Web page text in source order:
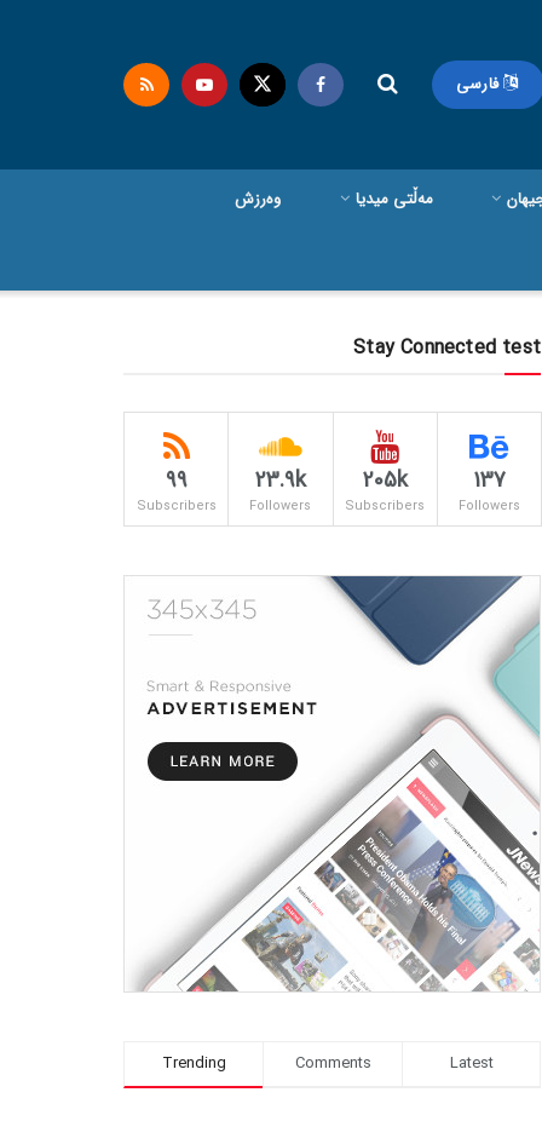
فارسی
مەڵتی میدیا وەرزش
Stay Connected test
137
Followers
205k
Subscribers
23.9k
Followers
99
Subscribers
Trending Comments Latest